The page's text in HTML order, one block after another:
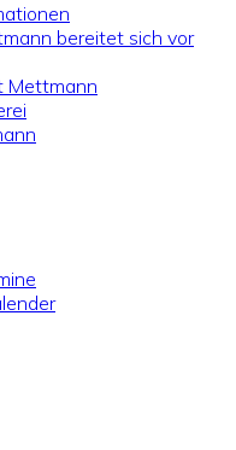
bereitet sich vor
Mettmann